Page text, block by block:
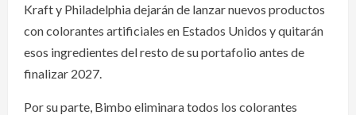
Kraft y Philadelphia dejarán de lanzar nuevos productos
con colorantes artificiales en Estados Unidos y quitarán
esos ingredientes del resto de su portafolio antes de
finalizar 2027.
Por su parte, Bimbo eliminara todos los colorantes